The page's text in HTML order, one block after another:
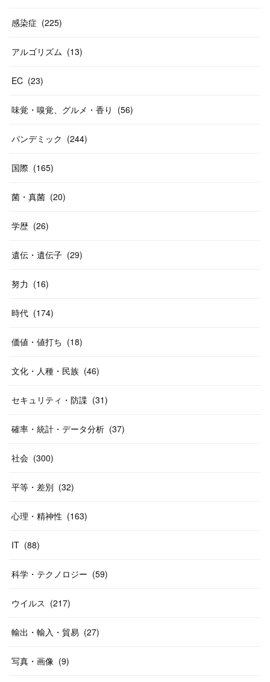
感染症 (225)
アルゴリズム (13)
EC (23)
味覚・嗅覚、グルメ・香り (56)
パンデミック (244)
国際 (165)
菌・真菌 (20)
学歴 (26)
遺伝・遺伝子 (29)
努力 (16)
時代 (174)
価値・値打ち (18)
文化・人種・民族 (46)
セキュリティ・防諜 (31)
確率・統計・データ分析 (37)
社会 (300)
平等・差別 (32)
心理・精神性 (163)
IT (88)
科学・テクノロジー (59)
ウイルス (217)
輸出・輸入・貿易 (27)
写真・画像 (9)